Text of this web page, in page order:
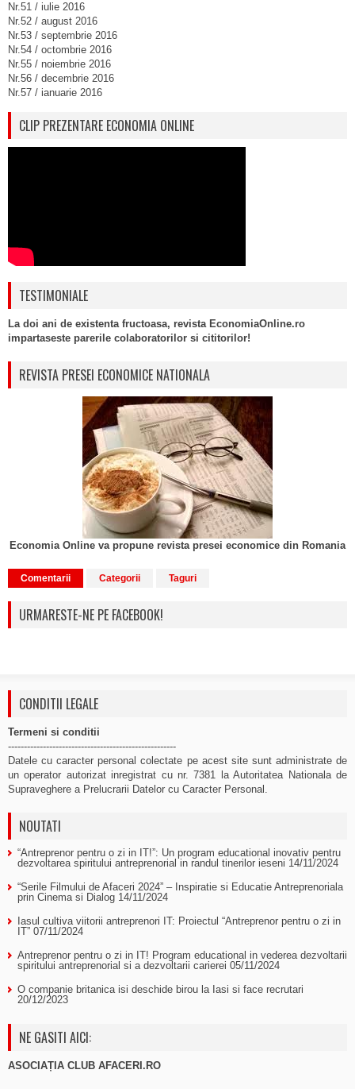
Nr.51 / iulie 2016
Nr.52 / august 2016
Nr.53 / septembrie 2016
Nr.54 / octombrie 2016
Nr.55 / noiembrie 2016
Nr.56 / decembrie 2016
Nr.57 / ianuarie 2016
CLIP PREZENTARE ECONOMIA ONLINE
TESTIMONIALE
La doi ani de existenta fructoasa, revista EconomiaOnline.ro
impartaseste parerile colaboratorilor si cititorilor!
REVISTA PRESEI ECONOMICE NATIONALA
Economia Online va propune revista presei economice din Romania
Comentarii Categorii Taguri
URMARESTE-NE PE FACEBOOK!
CONDITII LEGALE
Termeni si conditii
-----------------------------------------------------
Datele cu caracter personal colectate pe acest site sunt administrate de
un operator autorizat inregistrat cu nr. 7381 la Autoritatea Nationala de
Supraveghere a Prelucrarii Datelor cu Caracter Personal.
NOUTATI
“Antreprenor pentru o zi in IT!”: Un program educational inovativ pentru
dezvoltarea spiritului antreprenorial in randul tinerilor ieseni 14/11/2024
“Serile Filmului de Afaceri 2024” – Inspiratie si Educatie Antreprenoriala
prin Cinema si Dialog 14/11/2024
Iasul cultiva viitorii antreprenori IT: Proiectul “Antreprenor pentru o zi in
IT” 07/11/2024
Antreprenor pentru o zi in IT! Program educational in vederea dezvoltarii
spiritului antreprenorial si a dezvoltarii carierei 05/11/2024
O companie britanica isi deschide birou la Iasi si face recrutari
20/12/2023
NE GASITI AICI:
ASOCIAȚIA CLUB AFACERI.RO